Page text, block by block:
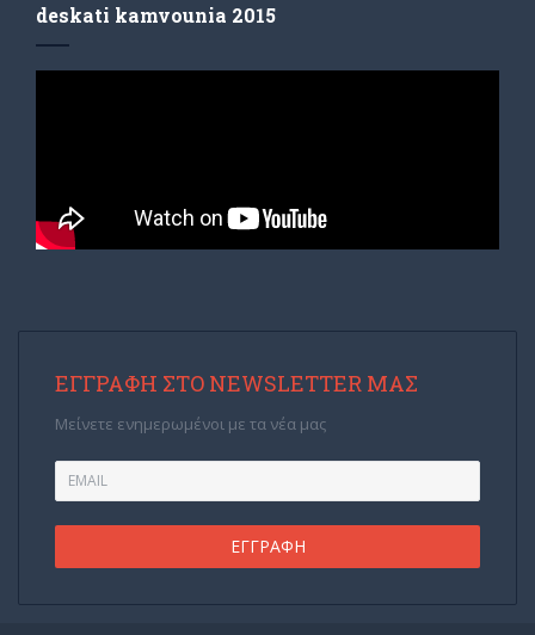
deskati kamvounia 2015
ΕΓΓΡΑΦΉ ΣΤΟ NEWSLETTER ΜΑΣ
Μείνετε ενημερωμένοι με τα νέα μας